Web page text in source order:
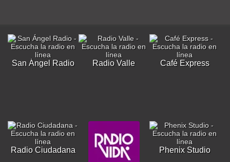
San Ángel Radio Radio Valle Café Express
Radio Ciudadana Phenix Studio